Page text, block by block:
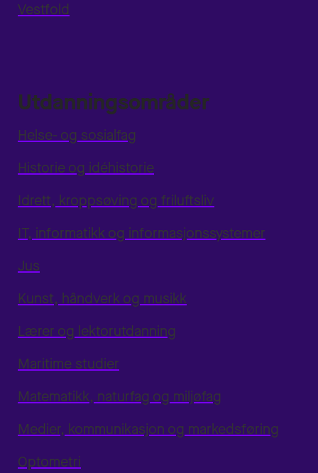
Vestfold
Utdanningsområder
Helse- og sosialfag
Historie og idéhistorie
Idrett, kroppsøving og friluftsliv
IT, informatikk og informasjonssystemer
Jus
Kunst, håndverk og musikk
Lærer og lektorutdanning
Maritime studier
Matematikk, naturfag og miljøfag
Medier, kommunikasjon og markedsføring
Optometri